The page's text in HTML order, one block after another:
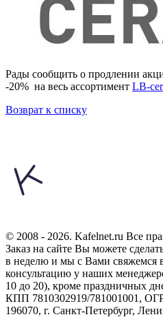
Рады сообщить о продлении
-20% на весь ассортимент LB-
Возврат к списку
© 2008 - 2026. Kafelnet.ru Все
Заказ на сайте Вы можете
в неделю и мы с Вами свяжемся
консультацию у наших
10 до 20), кроме праздничных
КПП 7810302919/781001001,
196070, г. Санкт-Петербург,